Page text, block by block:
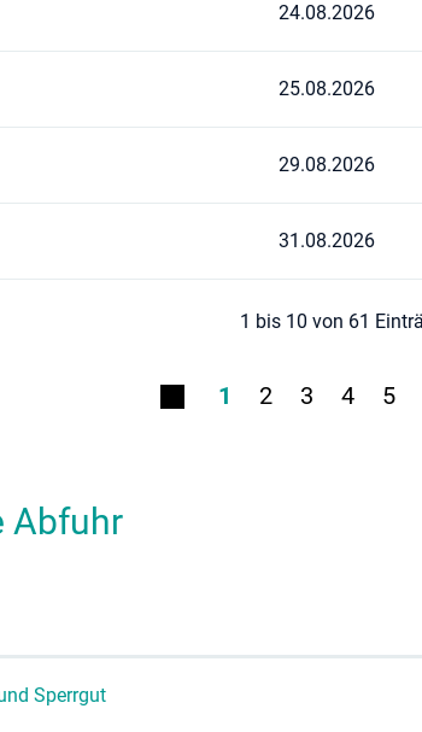
24.08.2026
25.08.2026
29.08.2026
31.08.2026
1 bis 10 von 61
1 2 3 4 5
Abfuhr
Sperrgut